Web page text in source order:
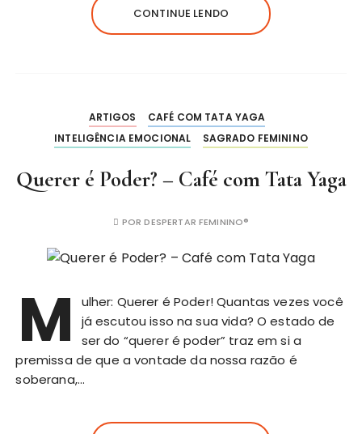
CONTINUE LENDO
ARTIGOS
CAFÉ COM TATA YAGA
INTELIGÊNCIA EMOCIONAL
SAGRADO FEMININO
Querer é Poder? – Café com Tata Yaga
PORDESPERTAR FEMININO®
M
ulher: Querer é Poder! Quantas vezes você
já escutou isso na sua vida? O estado de
ser do “querer é poder” traz em si a
premissa de que a vontade da nossa razão é
soberana,…